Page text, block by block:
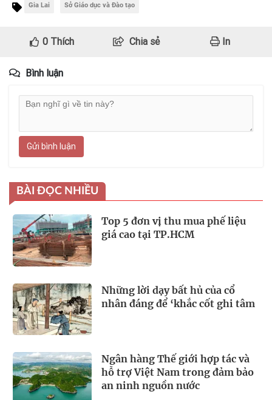
Gia Lai Sở Giáo dục và Đào tạo
0Thích Chia sẻ In
Bình luận
Gửi bình luận
BÀI ĐỌC NHIỀU
Top 5 đơn vị thu mua phế liệu
giá cao tại TP.HCM
Những lời dạy bất hủ của cổ
nhân đáng để ‘khắc cốt ghi tâm
Ngân hàng Thế giới hợp tác và
hỗ trợ Việt Nam trong đảm bảo
an ninh nguồn nước